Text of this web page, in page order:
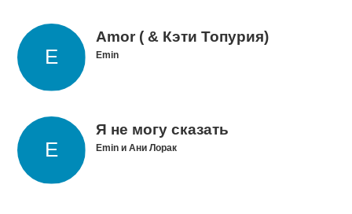
Amor ( & Кэти Топурия)
Emin
Я не могу сказать
Emin и Ани Лорак